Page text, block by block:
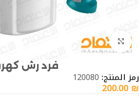
Click to enlarge
فرد رش كهرباء 450
رمز المنتج: 120080
200.00 ₪